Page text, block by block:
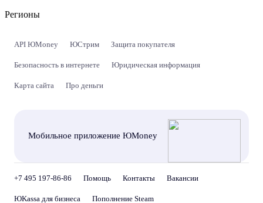
Регионы
API ЮMoney ЮСтрим Защита покупателя
Безопасность в интернете Юридическая информация
Карта сайта Про деньги
Мобильное приложение ЮMoney
+7 495 197-86-86 Помощь Контакты Вакансии
ЮKassa для бизнеса Пополнение Steam